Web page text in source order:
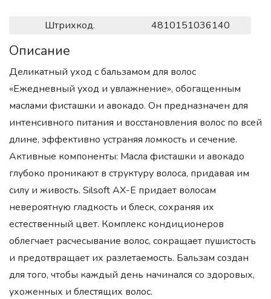
Штрихкод. 4810151036140
Описание
Деликатный уход с бальзамом для волос
«Ежедневный уход и увлажнение», обогащенным
маслами фисташки и авокадо. Он предназначен для
интенсивного питания и восстановления волос по всей
длине, эффективно устраняя ломкость и сечение.
Активные компоненты: Масла фисташки и авокадо
глубоко проникают в структуру волоса, придавая им
силу и живость. Silsoft AX-E придает волосам
невероятную гладкость и блеск, сохраняя их
естественный цвет. Комплекс кондиционеров
облегчает расчесывание волос, сокращает пушистость
и предотвращает их разлетаемость. Бальзам создан
для того, чтобы каждый день начинался со здоровых,
ухоженных и блестящих волос.